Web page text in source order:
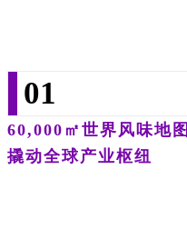
01
60,000㎡世界风味地图
撬动全球产业枢纽